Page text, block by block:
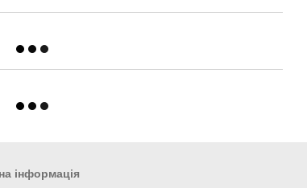
інформація